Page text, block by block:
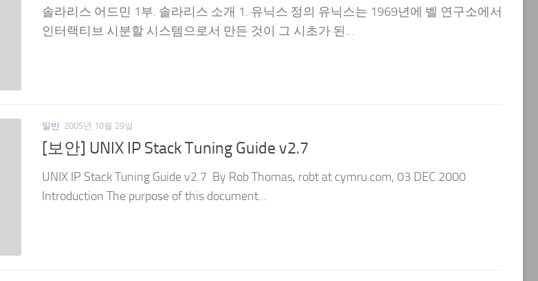
솔라리스 어드민 1부. 솔라리스 소개 1. 유닉스 정의 유닉스는 1969년에 벨 연구소에서
인터랙티브 시분할 시스템으로서 만든 것이 그 시초가 된...
일반 2005년 10월 29일
[보안] UNIX IP Stack Tuning Guide v2.7
UNIX IP Stack Tuning Guide v2.7 By Rob Thomas, robt at cymru.com, 03 DEC 2000
Introduction The purpose of this document...